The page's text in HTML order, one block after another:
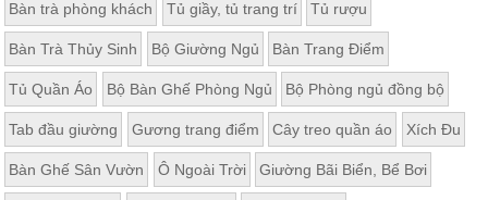
ghế...
Phụ
Kiện
Trang
Trí
, đồ
trang
Bàn trà phòng khách Tủ giầy, tủ trang trí Tủ rượu
Bàn Trà Thủy Sinh Bộ Giường Ngủ Bàn Trang Điểm
Tủ Quần Áo Bộ Bàn Ghế Phòng Ngủ Bộ Phòng ngủ đồng bộ
Tab đầu giường Gương trang điểm Cây treo quần áo Xích Đu
Bàn Ghế Sân Vườn Ô Ngoài Trời Giường Bãi Biển, Bể Bơi